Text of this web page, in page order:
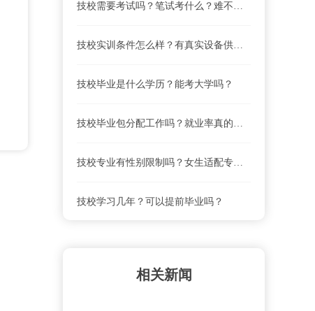
重庆市綦江职业教育中心就业前景怎么样？
重庆市綦江职业教育中心怎么去？乘车路线
技校需要考试吗？笔试考什么？难不难？
技校实训条件怎么样？有真实设备供实操吗？
技校毕业是什么学历？能考大学吗？
技校毕业包分配工作吗？就业率真的高吗？
技校专业有性别限制吗？女生适配专业清单
技校学习几年？可以提前毕业吗？
相关新闻